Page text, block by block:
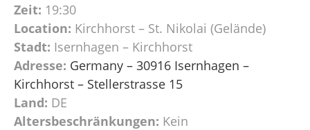
Zeit: 19:30
Location: Kirchhorst – St. Nikolai (Gelände)
Stadt: Isernhagen – Kirchhorst
Adresse: Germany – 30916 Isernhagen –
Kirchhorst – Stellerstrasse 15
Land: DE
Altersbeschränkungen: Kein